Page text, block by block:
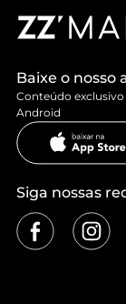
Baixe o nosso
Conteúdo exclusivo
Android
Siga nossas